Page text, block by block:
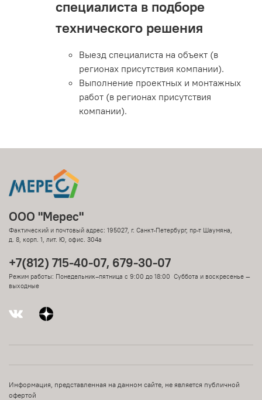
специалиста в подборе
технического решения
Выезд специалиста на объект (в
регионах присутствия компании).
Выполнение проектных и монтажных
работ (в регионах присутствия
компании).
ООО "Мерес"
Фактический и почтовый адрес: 195027, г. Санкт-Петербург, пр-т Шаумяна,
д. 8, корп. 1, лит. Ю, офис. 304а
+7(812) 715-40-07, 679-30-07
Режим работы: Понедельник–пятница с 9:00 до 18:00 Суббота и воскресенье —
выходные
Информация, представленная на данном сайте, не является публичной
офертой